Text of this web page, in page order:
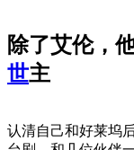
除了艾伦，
世主
认清自己和好莱坞